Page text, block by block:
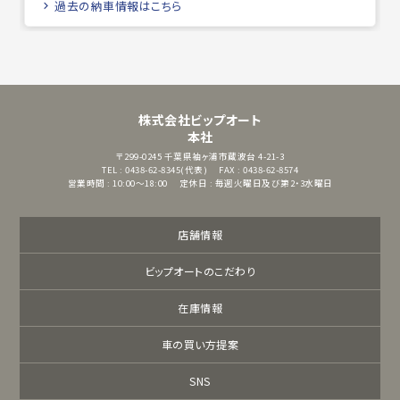
過去の納車情報はこちら
株式会社ビップオート
本社
〒299-0245 千葉県袖ヶ浦市蔵波台 4-21-3
TEL : 0438-62-8345(代表)
FAX : 0438-62-8574
営業時間 : 10:00～18:00
定休日 : 毎週火曜日及び第2・3水曜日
店舗情報
ビップオートのこだわり
在庫情報
車の買い方提案
SNS